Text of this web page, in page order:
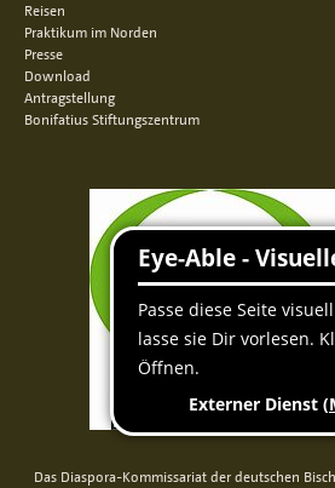
Reisen
Praktikum im Norden
Presse
Download
Antragstellung
Bonifatius Stiftungszentrum
Das Diaspora-Kommissariat der deutschen